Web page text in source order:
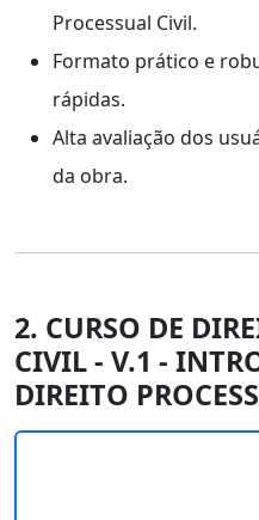
Processual Civil.
Formato prático e
rápidas.
Alta avaliação dos
da obra.
2. CURSO DE
CIVIL - V.1 -
DIREITO